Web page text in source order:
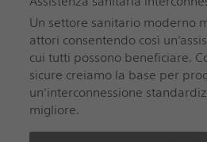
Un settore sanitario moderno
attori consentendo così
cui tutti possono beneficiare.
sicure creiamo la base per
un’interconnessione
migliore.